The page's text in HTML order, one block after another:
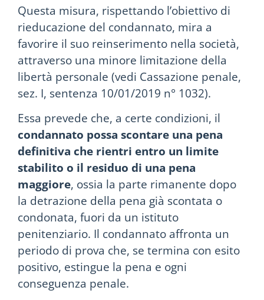
Questa misura, rispettando l’obiettivo di
rieducazione del condannato, mira a
favorire il suo reinserimento nella società,
attraverso una minore limitazione della
libertà personale (vedi Cassazione penale,
sez. I, sentenza 10/01/2019 n° 1032).
Essa prevede che, a certe condizioni, il
condannato possa scontare una pena
definitiva che rientri entro un limite
stabilito o il residuo di una pena
maggiore, ossia la parte rimanente dopo
la detrazione della pena già scontata o
condonata, fuori da un istituto
penitenziario. Il condannato affronta un
periodo di prova che, se termina con esito
positivo, estingue la pena e ogni
conseguenza penale.